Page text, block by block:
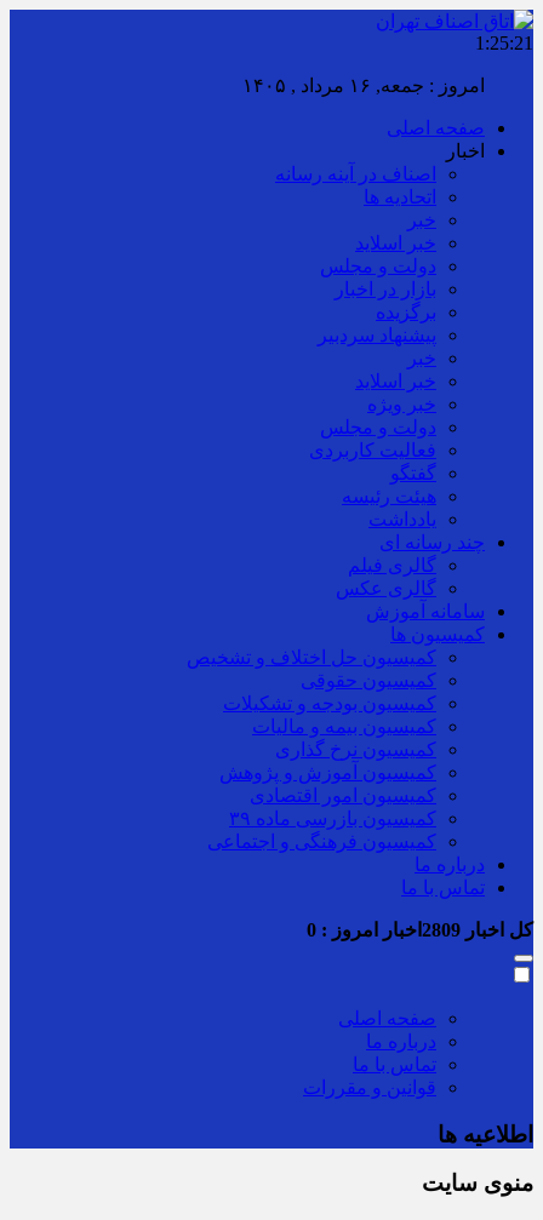
1:25:22
امروز : جمعه, ۱۶ مرداد , ۱۴۰۵
صفحه اصلی
اخبار
اصناف در آینه رسانه
اتحادیه ها
خبر
خبر اسلايد
دولت و مجلس
بازار در اخبار
برگزیده
پیشنهاد سردبیر
خبر
خبر اسلايد
خبر ویژه
دولت و مجلس
فعالیت کاربردی
گفتگو
هیئت رئیسه
یادداشت
چند رسانه ای
گالری فیلم
گالری عکس
سامانه آموزش
کمیسیون ها
کمیسیون حل اختلاف و تشخیص
کمیسیون حقوقی
کمیسیون بودجه و تشکیلات
کمیسیون بیمه و مالیات
کمیسیون نرخ گذاری
کمیسیون آموزش و پژوهش
کمیسیون امور اقتصادی
کمیسیون بازرسی ماده ۳۹
کمیسیون فرهنگی و اجتماعی
درباره ما
تماس با ما
کل اخبار اخبار امروز : 0
صفحه اصلی
درباره ما
تماس با ما
قوانین و مقررات
اطلاعیه ها
منوی سایت